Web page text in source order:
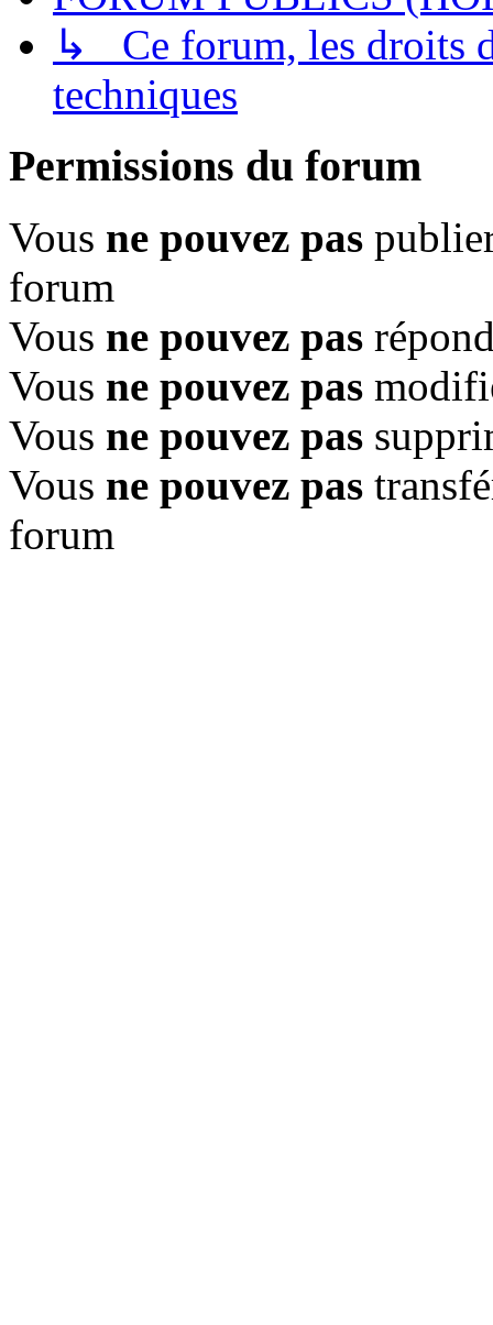
↳ Ce forum, les droits
techniques
Permissions du forum
Vous ne pouvez pas
forum
Vous ne pouvez pas
Vous ne pouvez pas
Vous ne pouvez pas
Vous ne pouvez pas
forum